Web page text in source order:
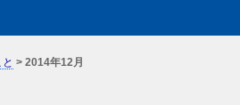
> 2014年12月